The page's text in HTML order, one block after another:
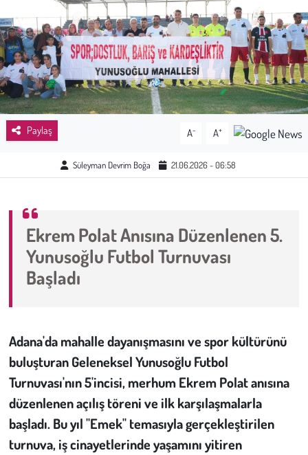
Paylaş A- A+
Süleyman Devrim Boğa 21.06.2026 - 06:58
Ekrem Polat Anısına Düzenlenen 5.
Yunusoğlu Futbol Turnuvası
Başladı
Adana'da mahalle dayanışmasını ve spor kültürünü
buluşturan Geleneksel Yunusoğlu Futbol
Turnuvası'nın 5'incisi, merhum Ekrem Polat anısına
düzenlenen açılış töreni ve ilk karşılaşmalarla
başladı. Bu yıl "Emek" temasıyla gerçekleştirilen
turnuva, iş cinayetlerinde yaşamını yitiren
Çocuk
Kültür Sanat
Bilim - Teknoloji
Çevre
Galeri
Günün İçinden
Tarih
Hukuk
Tarım